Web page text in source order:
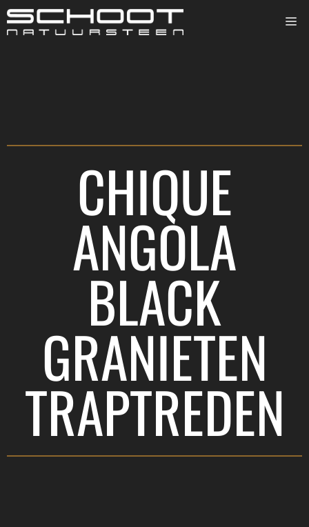
CHIQUE
ANGOLA
BLACK
GRANIETEN
TRAPTREDEN